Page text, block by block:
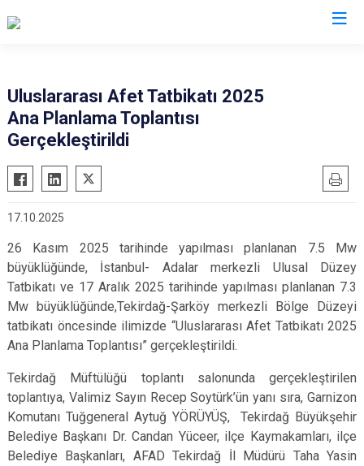
Uluslararası Afet Tatbikatı 2025
Ana Planlama Toplantısı
Gerçekleştirildi
17.10.2025
26 Kasım 2025 tarihinde yapılması planlanan 7.5 Mw
büyüklüğünde, İstanbul- Adalar merkezli Ulusal Düzey
Tatbikatı ve 17 Aralık 2025 tarihinde yapılması planlanan 7.3
Mw büyüklüğünde,Tekirdağ-Şarköy merkezli Bölge Düzeyi
tatbikatı öncesinde ilimizde “Uluslararası Afet Tatbikatı 2025
Ana Planlama Toplantısı” gerçekleştirildi.
Tekirdağ Müftülüğü toplantı salonunda gerçekleştirilen
toplantıya, Valimiz Sayın Recep Soytürk’ün yanı sıra, Garnizon
Komutanı Tuğgeneral Aytuğ YÖRÜYÜŞ, Tekirdağ Büyükşehir
Belediye Başkanı Dr. Candan Yüceer, ilçe Kaymakamları, ilçe
Belediye Başkanları, AFAD Tekirdağ İl Müdürü Taha Yasin